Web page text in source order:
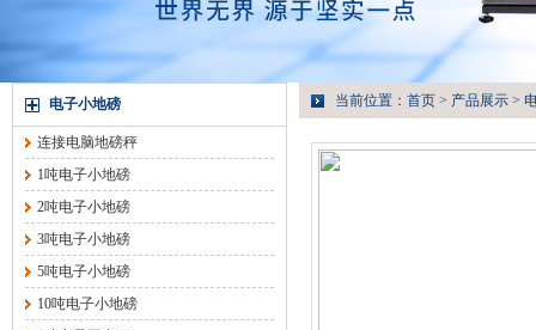
电子小地磅
连接电脑地磅秤
1吨电子小地磅
2吨电子小地磅
3吨电子小地磅
5吨电子小地磅
10吨电子小地磅
当前位置： 首页 > 产品展示 >